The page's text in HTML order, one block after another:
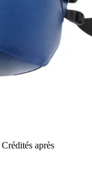
Crédités après